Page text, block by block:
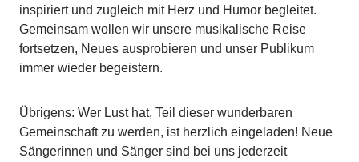
inspiriert und zugleich mit Herz und Humor begleitet.
Gemeinsam wollen wir unsere musikalische Reise
fortsetzen, Neues ausprobieren und unser Publikum
immer wieder begeistern.
Übrigens: Wer Lust hat, Teil dieser wunderbaren
Gemeinschaft zu werden, ist herzlich eingeladen! Neue
Sängerinnen und Sänger sind bei uns jederzeit